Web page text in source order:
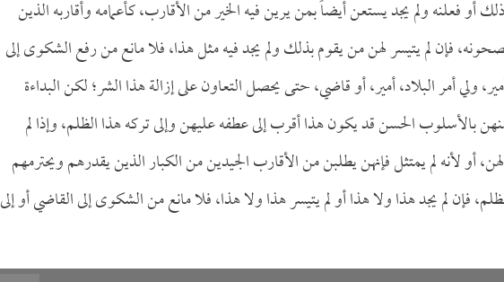
أو فعلنه ولم يجد يستعن أيضاً بمن يرين فيه الخير من الأقارب، كأعمامه وأقاربه الذين
فإن لم يتيسر لهن من يقوم بذلك ولم يجد فيه مثل هذا، فلا مانع من رفع الشكوى إلى
ولي أمر البلاد، أمير، أو قاضي، حتى يحصل التعاون على إزالة هذا الشر؛ لكن البداءة
بالأسلوب الحسن قد يكون هذا أقرب إلى عطفه عليهن وإلى تركه هذا الظلم، وإذا لم
أو لأنه لم يمتثل فإنهن يطلبن من الأقارب الجيدين من الكبار الذين يقدرهم ويحترمهم
فإن لم يجد هذا ولا هذا أو لم يتيسر هذا ولا هذا، فلا مانع من الشكوى إلى القاضي أو إلى